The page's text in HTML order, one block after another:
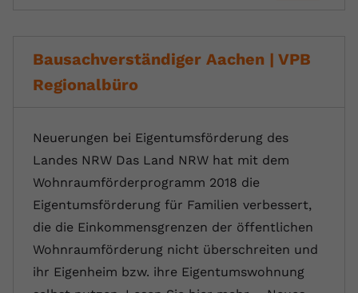
Bausachverständiger Aachen | VPB
Regionalbüro
Neuerungen bei Eigentumsförderung des
Landes NRW Das Land NRW hat mit dem
Wohnraumförderprogramm 2018 die
Eigentumsförderung für Familien verbessert,
die die Einkommensgrenzen der öffentlichen
Wohnraumförderung nicht überschreiten und
ihr Eigenheim bzw. ihre Eigentumswohnung